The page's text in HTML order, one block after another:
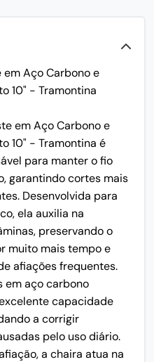
Aço Carbono e
10" - Tramontina
em Aço Carbono e
10" - Tramontina é
para manter o fio
garantindo cortes mais
Desenvolvida para
ela auxilia na
preservando o
muito mais tempo e
afiações frequentes.
em aço carbono
capacidade
a corrigir
pelo uso diário.
a chaira atua na